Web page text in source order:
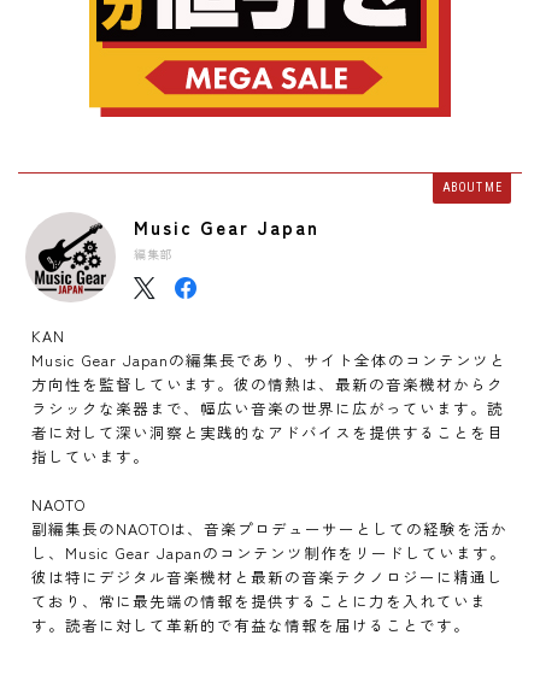
ABOUT ME
Music Gear Japan
編集部
KAN
Music Gear Japanの編集長であり、サイト全体のコンテンツと
方向性を監督しています。彼の情熱は、最新の音楽機材からク
ラシックな楽器まで、幅広い音楽の世界に広がっています。読
者に対して深い洞察と実践的なアドバイスを提供することを目
指しています。
NAOTO
副編集長のNAOTOは、音楽プロデューサーとしての経験を活か
し、Music Gear Japanのコンテンツ制作をリードしています。
彼は特にデジタル音楽機材と最新の音楽テクノロジーに精通し
ており、常に最先端の情報を提供することに力を入れていま
す。読者に対して革新的で有益な情報を届けることです。